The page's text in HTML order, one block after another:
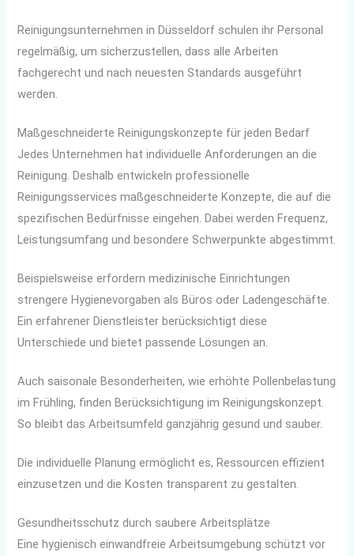
Reinigungsunternehmen in Düsseldorf schulen ihr Personal
regelmäßig, um sicherzustellen, dass alle Arbeiten
fachgerecht und nach neuesten Standards ausgeführt
werden.
Maßgeschneiderte Reinigungskonzepte für jeden Bedarf
Jedes Unternehmen hat individuelle Anforderungen an die
Reinigung. Deshalb entwickeln professionelle
Reinigungsservices maßgeschneiderte Konzepte, die auf die
spezifischen Bedürfnisse eingehen. Dabei werden Frequenz,
Leistungsumfang und besondere Schwerpunkte abgestimmt.
Beispielsweise erfordern medizinische Einrichtungen
strengere Hygienevorgaben als Büros oder Ladengeschäfte.
Ein erfahrener Dienstleister berücksichtigt diese
Unterschiede und bietet passende Lösungen an.
Auch saisonale Besonderheiten, wie erhöhte Pollenbelastung
im Frühling, finden Berücksichtigung im Reinigungskonzept.
So bleibt das Arbeitsumfeld ganzjährig gesund und sauber.
Die individuelle Planung ermöglicht es, Ressourcen effizient
einzusetzen und die Kosten transparent zu gestalten.
Gesundheitsschutz durch saubere Arbeitsplätze
Eine hygienisch einwandfreie Arbeitsumgebung schützt vor